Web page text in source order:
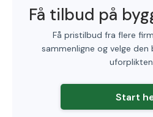
Få tilbud på
Få pristilbud fra flere
sammenligne og velge
Start